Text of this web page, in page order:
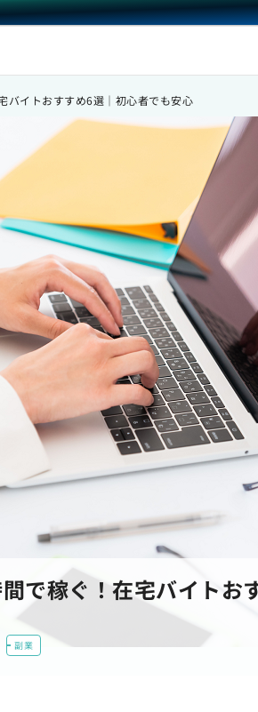
バイトおすすめ6選｜初心者でも安心
間で稼ぐ！在宅バイト
副業